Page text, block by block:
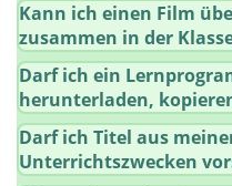
Kann ich einen Film
zusammen in der
Darf ich ein
herunterladen,
Darf ich Titel aus
Unterrichtszwecken